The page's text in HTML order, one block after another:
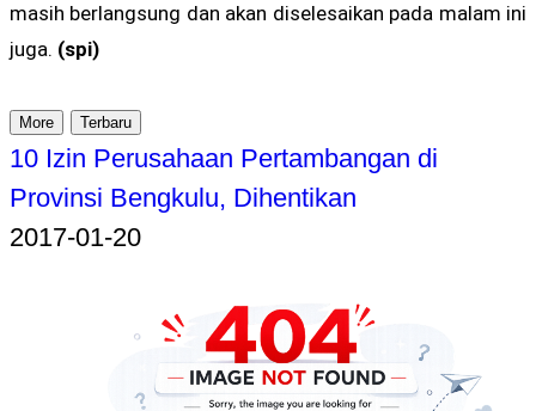
masih berlangsung dan akan diselesaikan pada malam ini
juga. (spi)
More Terbaru
10 Izin Perusahaan Pertambangan di
Provinsi Bengkulu, Dihentikan
2017-01-20